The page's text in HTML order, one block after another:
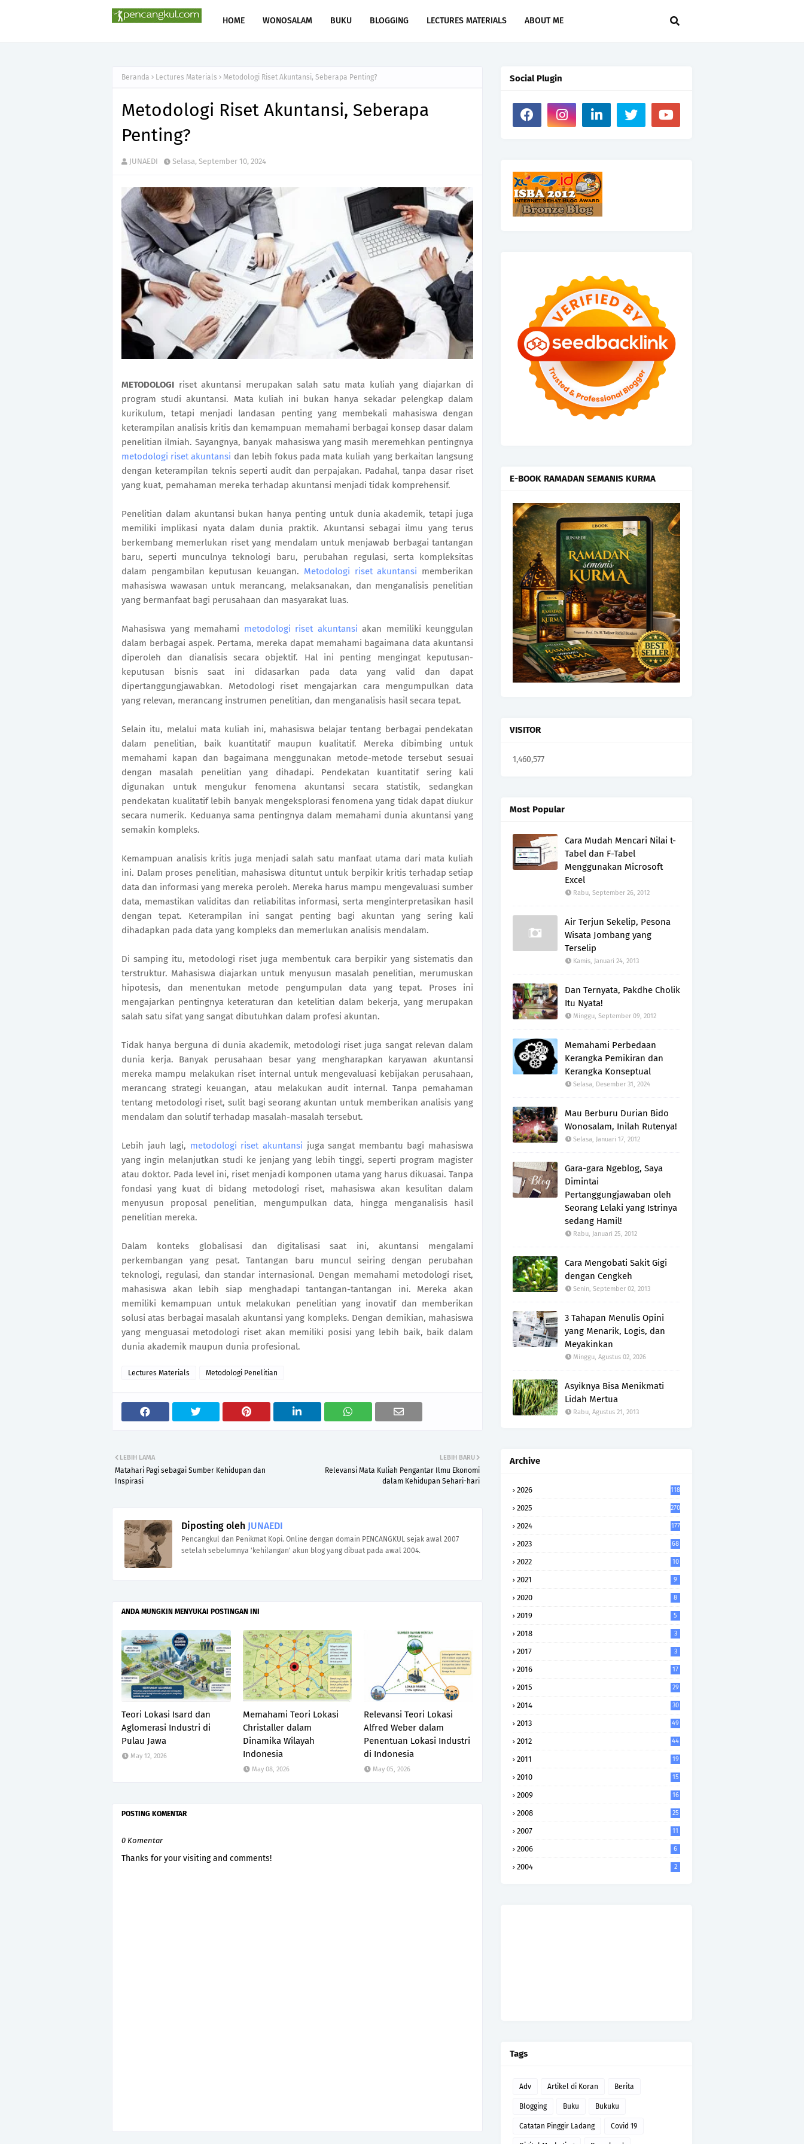
HOME WONOSALAM BUKU BLOGGING LECTURES MATERIALS ABOUT ME
Beranda Lectures Materials Metodologi Riset Akuntansi, Seberapa Penting?
Metodologi Riset Akuntansi, Seberapa
Penting?
JUNAEDI Selasa, September 10, 2024
METODOLOGI riset akuntansi merupakan salah satu mata kuliah yang diajarkan di
program studi akuntansi. Mata kuliah ini bukan hanya sekadar pelengkap dalam
kurikulum, tetapi menjadi landasan penting yang membekali mahasiswa dengan
keterampilan analisis kritis dan kemampuan memahami berbagai konsep dasar dalam
penelitian ilmiah. Sayangnya, banyak mahasiswa yang masih meremehkan pentingnya
metodologi riset akuntansi dan lebih fokus pada mata kuliah yang berkaitan langsung
dengan keterampilan teknis seperti audit dan perpajakan. Padahal, tanpa dasar riset
yang kuat, pemahaman mereka terhadap akuntansi menjadi tidak komprehensif.
Penelitian dalam akuntansi bukan hanya penting untuk dunia akademik, tetapi juga
memiliki implikasi nyata dalam dunia praktik. Akuntansi sebagai ilmu yang terus
berkembang memerlukan riset yang mendalam untuk menjawab berbagai tantangan
baru, seperti munculnya teknologi baru, perubahan regulasi, serta kompleksitas
dalam pengambilan keputusan keuangan. Metodologi riset akuntansi memberikan
mahasiswa wawasan untuk merancang, melaksanakan, dan menganalisis penelitian
yang bermanfaat bagi perusahaan dan masyarakat luas.
Mahasiswa yang memahami metodologi riset akuntansi akan memiliki keunggulan
dalam berbagai aspek. Pertama, mereka dapat memahami bagaimana data akuntansi
diperoleh dan dianalisis secara objektif. Hal ini penting mengingat keputusan-
keputusan bisnis saat ini didasarkan pada data yang valid dan dapat
dipertanggungjawabkan. Metodologi riset mengajarkan cara mengumpulkan data
yang relevan, merancang instrumen penelitian, dan menganalisis hasil secara tepat.
Selain itu, melalui mata kuliah ini, mahasiswa belajar tentang berbagai pendekatan
dalam penelitian, baik kuantitatif maupun kualitatif. Mereka dibimbing untuk
memahami kapan dan bagaimana menggunakan metode-metode tersebut sesuai
dengan masalah penelitian yang dihadapi. Pendekatan kuantitatif sering kali
digunakan untuk mengukur fenomena akuntansi secara statistik, sedangkan
pendekatan kualitatif lebih banyak mengeksplorasi fenomena yang tidak dapat diukur
secara numerik. Keduanya sama pentingnya dalam memahami dunia akuntansi yang
semakin kompleks.
Kemampuan analisis kritis juga menjadi salah satu manfaat utama dari mata kuliah
ini. Dalam proses penelitian, mahasiswa dituntut untuk berpikir kritis terhadap setiap
data dan informasi yang mereka peroleh. Mereka harus mampu mengevaluasi sumber
data, memastikan validitas dan reliabilitas informasi, serta menginterpretasikan hasil
dengan tepat. Keterampilan ini sangat penting bagi akuntan yang sering kali
dihadapkan pada data yang kompleks dan memerlukan analisis mendalam.
Di samping itu, metodologi riset juga membentuk cara berpikir yang sistematis dan
terstruktur. Mahasiswa diajarkan untuk menyusun masalah penelitian, merumuskan
hipotesis, dan menentukan metode pengumpulan data yang tepat. Proses ini
mengajarkan pentingnya keteraturan dan ketelitian dalam bekerja, yang merupakan
salah satu sifat yang sangat dibutuhkan dalam profesi akuntan.
Tidak hanya berguna di dunia akademik, metodologi riset juga sangat relevan dalam
dunia kerja. Banyak perusahaan besar yang mengharapkan karyawan akuntansi
mereka mampu melakukan riset internal untuk mengevaluasi kebijakan perusahaan,
merancang strategi keuangan, atau melakukan audit internal. Tanpa pemahaman
tentang metodologi riset, sulit bagi seorang akuntan untuk memberikan analisis yang
mendalam dan solutif terhadap masalah-masalah tersebut.
Lebih jauh lagi, metodologi riset akuntansi juga sangat membantu bagi mahasiswa
yang ingin melanjutkan studi ke jenjang yang lebih tinggi, seperti program magister
atau doktor. Pada level ini, riset menjadi komponen utama yang harus dikuasai. Tanpa
fondasi yang kuat di bidang metodologi riset, mahasiswa akan kesulitan dalam
menyusun proposal penelitian, mengumpulkan data, hingga menganalisis hasil
penelitian mereka.
Dalam konteks globalisasi dan digitalisasi saat ini, akuntansi mengalami
perkembangan yang pesat. Tantangan baru muncul seiring dengan perubahan
teknologi, regulasi, dan standar internasional. Dengan memahami metodologi riset,
mahasiswa akan lebih siap menghadapi tantangan-tantangan ini. Mereka akan
memiliki kemampuan untuk melakukan penelitian yang inovatif dan memberikan
solusi atas berbagai masalah akuntansi yang kompleks. Dengan demikian, mahasiswa
yang menguasai metodologi riset akan memiliki posisi yang lebih baik, baik dalam
dunia akademik maupun dunia profesional.
Lectures Materials Metodologi Penelitian
LEBIH BARU
Relevansi Mata Kuliah Pengantar Ilmu Ekonomi
dalam Kehidupan Sehari-hari
LEBIH LAMA
Matahari Pagi sebagai Sumber Kehidupan dan
Inspirasi
Diposting oleh JUNAEDI
Pencangkul dan Penikmat Kopi. Online dengan domain PENCANGKUL sejak awal 2007
setelah sebelumnya 'kehilangan' akun blog yang dibuat pada awal 2004.
ANDA MUNGKIN MENYUKAI POSTINGAN INI
Teori Lokasi Isard dan
Aglomerasi Industri di
Pulau Jawa
May 12, 2026
Memahami Teori Lokasi
Christaller dalam
Dinamika Wilayah
Indonesia
May 08, 2026
Relevansi Teori Lokasi
Alfred Weber dalam
Penentuan Lokasi Industri
di Indonesia
May 05, 2026
POSTING KOMENTAR
0 Komentar
Thanks for your visiting and comments!
Social Plugin
E-BOOK RAMADAN SEMANIS KURMA
VISITOR
1,460,577
Most Popular
Cara Mudah Mencari Nilai t-
Tabel dan F-Tabel
Menggunakan Microsoft
Excel
Rabu, September 26, 2012
Air Terjun Sekelip, Pesona
Wisata Jombang yang
Terselip
Kamis, Januari 24, 2013
Dan Ternyata, Pakdhe Cholik
Itu Nyata!
Minggu, September 09, 2012
Memahami Perbedaan
Kerangka Pemikiran dan
Kerangka Konseptual
Selasa, Desember 31, 2024
Mau Berburu Durian Bido
Wonosalam, Inilah Rutenya!
Selasa, Januari 17, 2012
Gara-gara Ngeblog, Saya
Dimintai
Pertanggungjawaban oleh
Seorang Lelaki yang Istrinya
sedang Hamil!
Rabu, Januari 25, 2012
Cara Mengobati Sakit Gigi
dengan Cengkeh
Senin, September 02, 2013
3 Tahapan Menulis Opini
yang Menarik, Logis, dan
Meyakinkan
Minggu, Agustus 02, 2026
Asyiknya Bisa Menikmati
Lidah Mertua
Rabu, Agustus 21, 2013
Archive
2026 118
2025 270
2024 177
2023 68
2022 10
2021 9
2020 8
2019 5
2018 3
2017 3
2016 17
2015 29
2014 30
2013 49
2012 44
2011 19
2010 15
2009 16
2008 25
2007 11
2006 6
2004 2
Tags
Adv Artikel di Koran Berita
Blogging Buku Bukuku
Catatan Pinggir Ladang Covid 19